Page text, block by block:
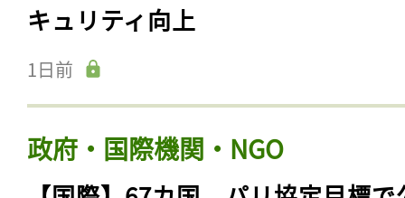
キュリティ向上
1日前
政府・国際機関・NGO